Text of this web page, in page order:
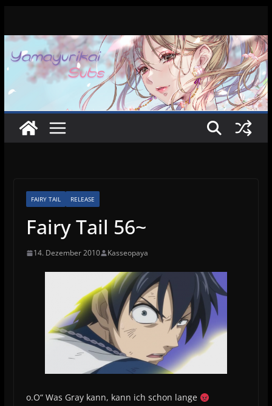
springen
FAIRY TAIL RELEASE
Fairy Tail 56~
14. Dezember 2010 Kasseopaya
o.O“ Was Gray kann, kann ich schon lange